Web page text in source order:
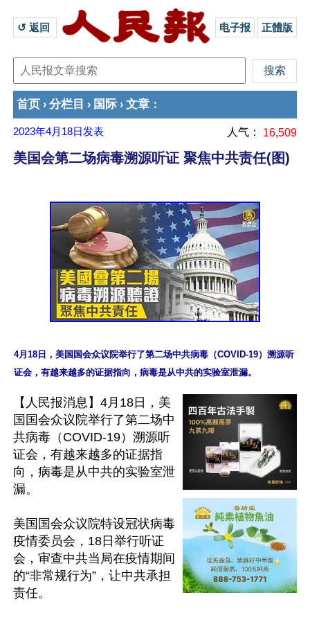
↺ 返回 电子报 正體版
首页 › 分栏目 › 国际 › 文章 ：
2023年4月18日 发表 人气： 16,509
美国会第二场病毒溯源听证 聚焦中共责任(图)
4月18日，美国国会众议院举行了第二场中共病毒（COVID-19）溯源听
【人民报消息】4月18日，美
国国会众议院举行了第二场中
共病毒（COVID-19）溯源听
证会，有越来越多的证据指
向，病毒是从中共的实验室泄
漏。
美国国会众议院特设冠状病毒
疫情委员会，18日举行听证
会，审查中共当局在疫情期间
的“非常规行为”，让中共承担
责任。